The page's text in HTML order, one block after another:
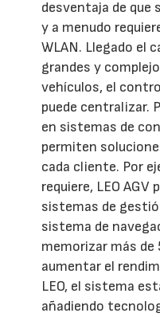
desventaja de que
y a menudo
WLAN. Llegado el
grandes y
vehículos, el
puede centralizar.
en sistemas de
permiten
cada cliente. Por
requiere, LEO AGV
sistemas de
sistema de
memorizar más de
aumentar el
LEO, el sistema
añadiendo